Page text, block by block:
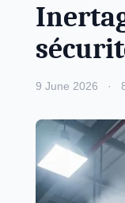
9 June 2026 ·